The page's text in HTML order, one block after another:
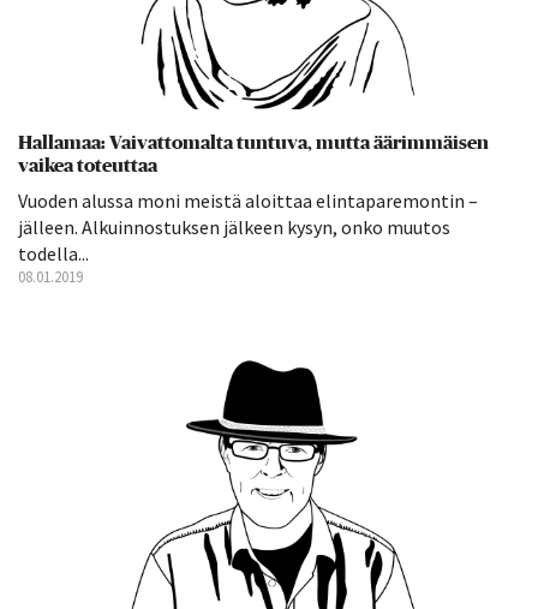
Hallamaa: Vaivattomalta tuntuva, mutta äärimmäisen
vaikea toteuttaa
Vuoden alussa moni meistä aloittaa elintaparemontin –
jälleen. Alkuinnostuksen jälkeen kysyn, onko muutos
todella...
08.01.2019